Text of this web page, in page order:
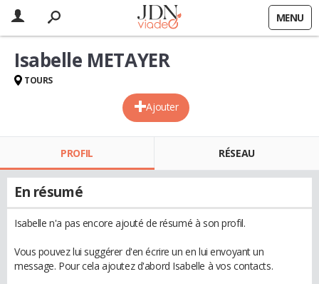
MENU
Ajouter
Isabelle METAYER
TOURS
PROFIL RÉSEAU
En résumé
Isabelle n'a pas encore ajouté de résumé à son profil.
Vous pouvez lui suggérer d'en écrire un en lui envoyant un
message. Pour cela ajoutez d'abord Isabelle à vos contacts.